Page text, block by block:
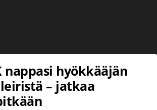
nappasi hyökkääjän
– jatkaa